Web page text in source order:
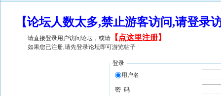
【论坛人数太多,禁止游客访问,请登
请直接登录用户访问论坛，或请 【 点这里注册】
如果您已注册,请先登录论坛即可游览帖子
登录
用户名
密 码